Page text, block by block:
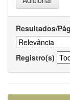
Resultados/
Registro(s)